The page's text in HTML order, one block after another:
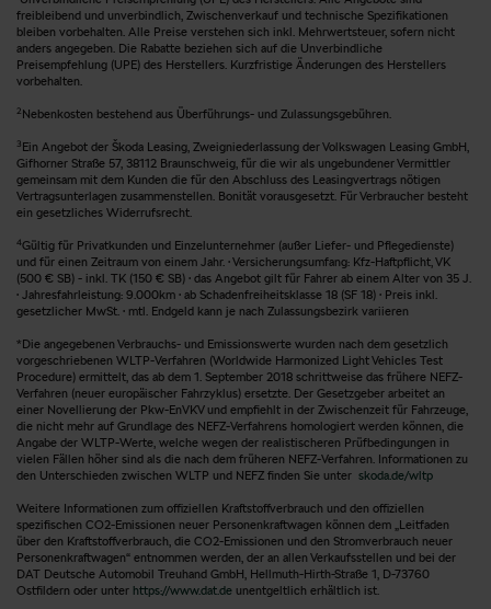
freibleibend und unverbindlich, Zwischenverkauf und technische Spezifikationen
bleiben vorbehalten. Alle Preise verstehen sich inkl. Mehrwertsteuer, sofern nicht
anders angegeben. Die Rabatte beziehen sich auf die Unverbindliche
Preisempfehlung (UPE) des Herstellers. Kurzfristige Änderungen des Herstellers
vorbehalten.
2 Nebenkosten bestehend aus Überführungs- und Zulassungsgebühren.
3 Ein Angebot der Škoda Leasing, Zweigniederlassung der Volkswagen Leasing GmbH,
Gifhorner Straße 57, 38112 Braunschweig, für die wir als ungebundener Vermittler
gemeinsam mit dem Kunden die für den Abschluss des Leasingvertrags nötigen
Vertragsunterlagen zusammenstellen. Bonität vorausgesetzt. Für Verbraucher besteht
ein gesetzliches Widerrufsrecht.
4Gültig für Privatkunden und Einzelunternehmer (außer Liefer- und Pflegedienste)
und für einen Zeitraum von einem Jahr. · Versicherungsumfang: Kfz-Haftpflicht, VK
(500 € SB) - inkl. TK (150 € SB) · das Angebot gilt für Fahrer ab einem Alter von 35 J.
· Jahresfahrleistung: 9.000km · ab Schadenfreiheitsklasse 18 (SF 18) · Preis inkl.
gesetzlicher MwSt. · mtl. Endgeld kann je nach Zulassungsbezirk variieren
*Die angegebenen Verbrauchs- und Emissionswerte wurden nach dem gesetzlich
vorgeschriebenen WLTP-Verfahren (Worldwide Harmonized Light Vehicles Test
Procedure) ermittelt, das ab dem 1. September 2018 schrittweise das frühere NEFZ-
Verfahren (neuer europäischer Fahrzyklus) ersetzte. Der Gesetzgeber arbeitet an
einer Novellierung der Pkw-EnVKV und empfiehlt in der Zwischenzeit für Fahrzeuge,
die nicht mehr auf Grundlage des NEFZ-Verfahrens homologiert werden können, die
Angabe der WLTP-Werte, welche wegen der realistischeren Prüfbedingungen in
vielen Fällen höher sind als die nach dem früheren NEFZ-Verfahren. Informationen zu
den Unterschieden zwischen WLTP und NEFZ finden Sie unter skoda.de/wltp
Weitere Informationen zum offiziellen Kraftstoffverbrauch und den offiziellen
spezifischen CO2-Emissionen neuer Personenkraftwagen können dem „Leitfaden
über den Kraftstoffverbrauch, die CO2-Emissionen und den Stromverbrauch neuer
Personenkraftwagen“ entnommen werden, der an allen Verkaufsstellen und bei der
DAT Deutsche Automobil Treuhand GmbH, Hellmuth-Hirth-Straße 1, D-73760
Ostfildern oder unter https://www.dat.de unentgeltlich erhältlich ist.